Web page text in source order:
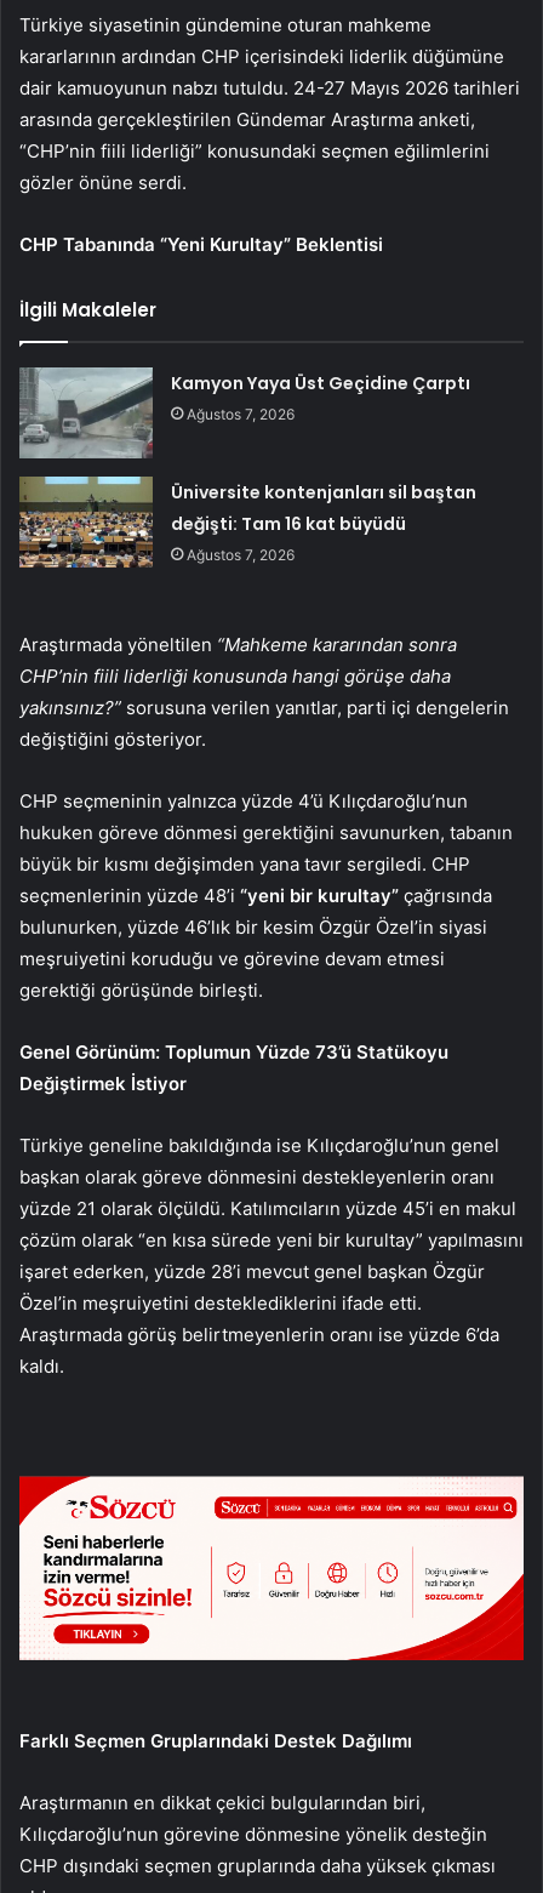
Türkiye siyasetinin gündemine oturan mahkeme
kararlarının ardından CHP içerisindeki liderlik düğümüne
dair kamuoyunun nabzı tutuldu. 24-27 Mayıs 2026 tarihleri
arasında gerçekleştirilen Gündemar Araştırma anketi,
“CHP’nin fiili liderliği” konusundaki seçmen eğilimlerini
gözler önüne serdi.
CHP Tabanında “Yeni Kurultay” Beklentisi
İlgili Makaleler
Kamyon Yaya Üst Geçidine Çarptı
Ağustos 7, 2026
Üniversite kontenjanları sil baştan
değişti: Tam 16 kat büyüdü
Ağustos 7, 2026
Araştırmada yöneltilen “Mahkeme kararından sonra
CHP’nin fiili liderliği konusunda hangi görüşe daha
yakınsınız?” sorusuna verilen yanıtlar, parti içi dengelerin
değiştiğini gösteriyor.
CHP seçmeninin yalnızca yüzde 4’ü Kılıçdaroğlu’nun
hukuken göreve dönmesi gerektiğini savunurken, tabanın
büyük bir kısmı değişimden yana tavır sergiledi. CHP
seçmenlerinin yüzde 48’i “yeni bir kurultay” çağrısında
bulunurken, yüzde 46’lık bir kesim Özgür Özel’in siyasi
meşruiyetini koruduğu ve görevine devam etmesi
gerektiği görüşünde birleşti.
Genel Görünüm: Toplumun Yüzde 73’ü Statükoyu
Değiştirmek İstiyor
Türkiye geneline bakıldığında ise Kılıçdaroğlu’nun genel
başkan olarak göreve dönmesini destekleyenlerin oranı
yüzde 21 olarak ölçüldü. Katılımcıların yüzde 45’i en makul
çözüm olarak “en kısa sürede yeni bir kurultay” yapılmasını
işaret ederken, yüzde 28’i mevcut genel başkan Özgür
Özel’in meşruiyetini desteklediklerini ifade etti.
Araştırmada görüş belirtmeyenlerin oranı ise yüzde 6’da
kaldı.
Farklı Seçmen Gruplarındaki Destek Dağılımı
Araştırmanın en dikkat çekici bulgularından biri,
Kılıçdaroğlu’nun görevine dönmesine yönelik desteğin
CHP dışındaki seçmen gruplarında daha yüksek çıkması